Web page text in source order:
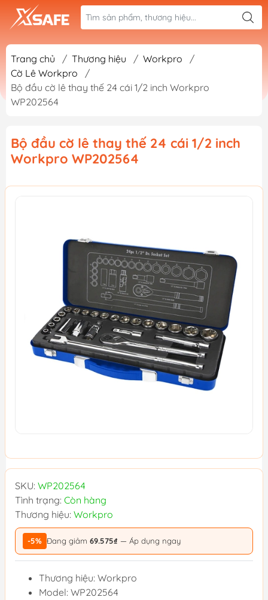
Trang chủ / Thương hiệu / Workpro
/
Cờ Lê Workpro
/
Bộ đầu cờ lê thay thế 24 cái 1/2 inch Workpro
WP202564
Bộ đầu cờ lê thay thế 24 cái 1/2 inch
Workpro WP202564
SKU: WP202564
Tình trạng: Còn hàng
Thương hiệu: Workpro
-5% Đang giảm 69.575₫ — Áp dụng ngay
Thương hiệu: Workpro
Model: WP202564